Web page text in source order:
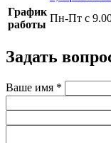
График
работы
Пн-Пт с
Задать
Ваше имя *